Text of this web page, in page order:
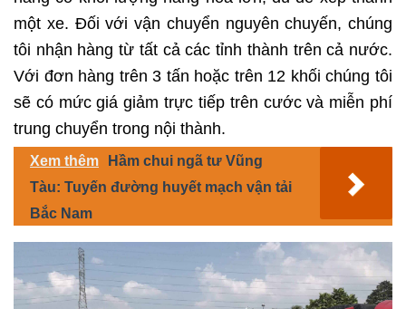
một xe. Đối với vận chuyển nguyên chuyến, chúng
tôi nhận hàng từ tất cả các tỉnh thành trên cả nước.
Với đơn hàng trên 3 tấn hoặc trên 12 khối chúng tôi
sẽ có mức giá giảm trực tiếp trên cước và miễn phí
trung chuyển trong nội thành.
Xem thêm
Hầm chui ngã tư Vũng
Tàu: Tuyến đường huyết mạch vận tải
Bắc Nam